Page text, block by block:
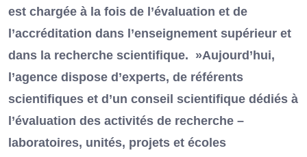
est chargée à la fois de l’évaluation et de
l’accréditation dans l’enseignement supérieur et
dans la recherche scientifique. »Aujourd’hui,
l’agence dispose d’experts, de référents
scientifiques et d’un conseil scientifique dédiés à
l’évaluation des activités de recherche –
laboratoires, unités, projets et écoles